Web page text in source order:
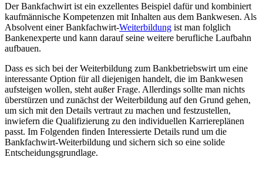
Der Bankfachwirt ist ein exzellentes Beispiel dafür und kombiniert
kaufmännische Kompetenzen mit Inhalten aus dem Bankwesen. Als
Absolvent einer Bankfachwirt-Weiterbildung ist man folglich
Bankenexperte und kann darauf seine weitere berufliche Laufbahn
aufbauen.
Dass es sich bei der Weiterbildung zum Bankbetriebswirt um eine
interessante Option für all diejenigen handelt, die im Bankwesen
aufsteigen wollen, steht außer Frage. Allerdings sollte man nichts
überstürzen und zunächst der Weiterbildung auf den Grund gehen,
um sich mit den Details vertraut zu machen und festzustellen,
inwiefern die Qualifizierung zu den individuellen Karriereplänen
passt. Im Folgenden finden Interessierte Details rund um die
Bankfachwirt-Weiterbildung und sichern sich so eine solide
Entscheidungsgrundlage.